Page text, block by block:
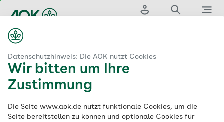
Datenschutzhinweis: Die AOK nutzt Cookies
Wir bitten um Ihre
Zustimmung
Die Seite www.aok.de nutzt funktionale Cookies, um die
Seite bereitstellen zu können und optionale Cookies für
Hauptinhalt
springen
Teilnahmeerklärung
AOK-Vital+